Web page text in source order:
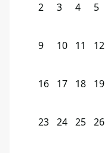
2 3 4 5
9 10 11 12
16 17 18 19
23 24 25 26